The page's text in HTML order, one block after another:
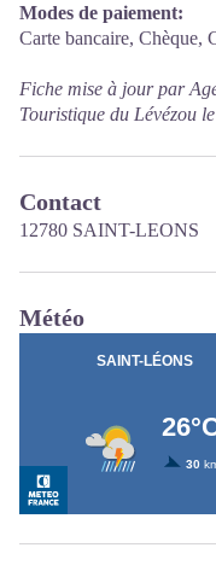
Modes de paiement:
Carte bancaire, Chèque,
Fiche mise à jour par
Touristique du Lévézou
Contact
12780 SAINT-LEONS
Météo